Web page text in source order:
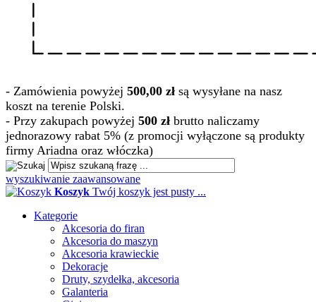
- Zamówienia powyżej 500,00 zł są wysyłane na nasz
koszt na terenie Polski.
- Przy zakupach powyżej 500 zł brutto naliczamy
jednorazowy rabat 5% (z promocji wyłączone są produkty
firmy Ariadna oraz włóczka)
wyszukiwanie zaawansowane
Koszyk Twój koszyk jest pusty ...
Kategorie
Akcesoria do firan
Akcesoria do maszyn
Akcesoria krawieckie
Dekoracje
Druty, szydełka, akcesoria
Galanteria